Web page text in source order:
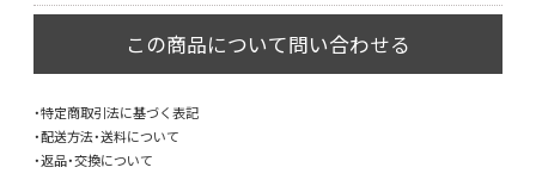
・特定商取引法に基づく表記
・配送方法・送料について
・返品・交換について